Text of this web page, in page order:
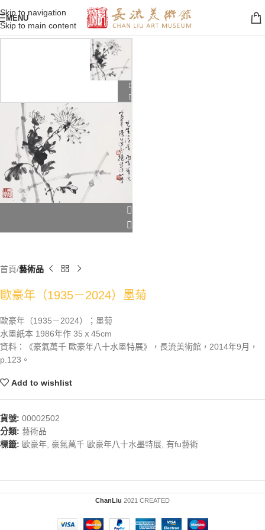
Skip to navigation
Skip to main content
MENU
首頁 藝術品
歐豪年（1935－2024）墨菊
歐豪年（1935－2024）；墨菊
水墨紙本 1986年作 35ｘ45cm
資料：《豪氣萬千 歐豪年八十水墨特展》，長流美術館，2014年9月，
p.123。
Add to wishlist
貨號: 00002502
分類: 藝術品
標籤: 歐豪年 豪氣萬千 歐豪年八十水墨特展 有fu藝術
ChanLiu 2021 CREATED